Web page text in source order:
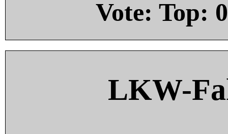
Vote: Top: 0
LKW-